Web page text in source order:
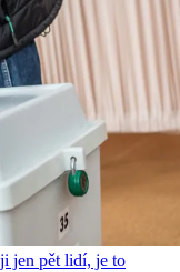
jen pět lidí, je to